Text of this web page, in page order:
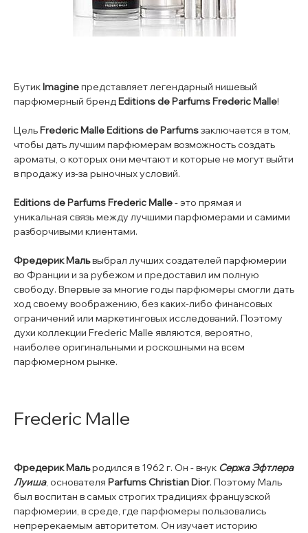
БутикImagineпредставляет легендарный нишевый
парфюмерный брендEditions de Parfums Frederic Malle!
ЦельFrederic Malle Editions de Parfumsзаключается в том,
чтобы дать лучшим парфюмерам возможность создать
ароматы, о которых они мечтают и которые не могут выйти
в продажу из-за рыночных условий.
Editions de Parfums Frederic Malle- это прямая и
уникальная связь между лучшими парфюмерами и самими
разборчивыми клиентами.
Фредерик Мальвыбрал лучших создателей парфюмерии
во Франции и за рубежом и предоставил им полную
свободу. Впервые за многие годы парфюмеры смогли дать
ход своему воображению, без каких-либо финансовых
ограничений или маркетинговых исследований. Поэтому
духи коллекции Frederic Malle являются, вероятно,
наиболее оригинальными и роскошными на всем
парфюмерном рынке.
Frederic Malle
Фредерик Мальродился в 1962 г. Он - внук Сержа Эфтлера
Луиша, основателя Parfums Christian Dior. Поэтому Маль
был воспитан в самых строгих традициях французской
парфюмерии, в среде, где парфюмеры пользовались
непререкаемым авторитетом. Он изучает историю